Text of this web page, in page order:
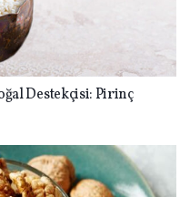
Destekçisi: Pirinç